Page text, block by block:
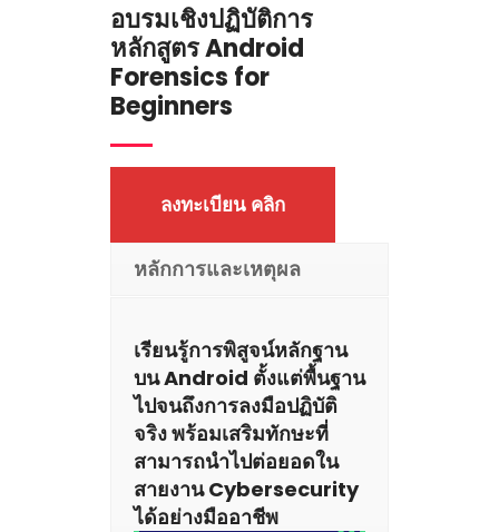
อบรมเชิงปฏิบัติการ
หลักสูตร Android
Forensics for
Beginners
ลงทะเบียน คลิก
หลักการและเหตุผล
เรียนรู้การพิสูจน์หลักฐาน
บน Android ตั้งแต่พื้นฐาน
ไปจนถึงการลงมือปฏิบัติ
จริง พร้อมเสริมทักษะที่
สามารถนำไปต่อยอดใน
สายงาน Cybersecurity
ได้อย่างมืออาชีพ